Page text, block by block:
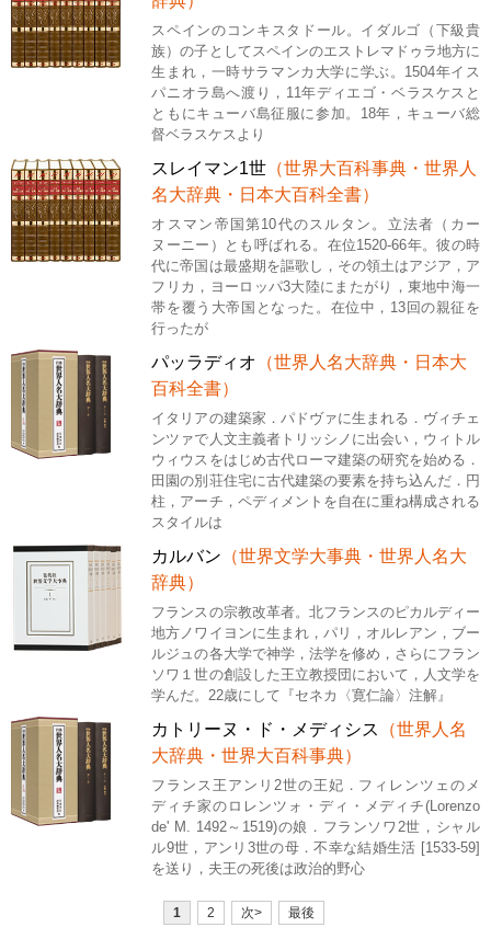
スペインのコンキスタドール。イダルゴ（下級貴
族）の子としてスペインのエストレマドゥラ地方に
生まれ，一時サラマンカ大学に学ぶ。1504年イス
パニオラ島へ渡り，11年ディエゴ・ベラスケスと
ともにキューバ島征服に参加。18年，キューバ総
督ベラスケスより
スレイマン1世 （世界大百科事典・世界人
名大辞典・日本大百科全書）
オスマン帝国第10代のスルタン。立法者（カー
ヌーニー）とも呼ばれる。在位1520-66年。彼の時
代に帝国は最盛期を謳歌し，その領土はアジア，ア
フリカ，ヨーロッパ3大陸にまたがり，東地中海一
帯を覆う大帝国となった。在位中，13回の親征を
行ったが
パッラディオ （世界人名大辞典・日本大
百科全書）
イタリアの建築家．パドヴァに生まれる．ヴィチェ
ンツァで人文主義者トリッシノに出会い，ウィトル
ウィウスをはじめ古代ローマ建築の研究を始める．
田園の別荘住宅に古代建築の要素を持ち込んだ．円
柱，アーチ，ペディメントを自在に重ね構成される
スタイルは
カルバン （世界文学大事典・世界人名大
辞典）
フランスの宗教改革者。北フランスのピカルディー
地方ノワイヨンに生まれ，パリ，オルレアン，ブー
ルジュの各大学で神学，法学を修め，さらにフラン
ソワ１世の創設した王立教授団において，人文学を
学んだ。22歳にして『セネカ〈寛仁論〉注解』
カトリーヌ・ド・メディシス
（世界人名
大辞典・世界大百科事典）
フランス王アンリ2世の王妃．フィレンツェのメ
ディチ家のロレンツォ・ディ・メディチ(Lorenzo
de' M. 1492～1519)の娘．フランソワ2世，シャル
ル9世，アンリ3世の母．不幸な結婚生活 [1533-59]
を送り，夫王の死後は政治的野心
1 2 次> 最後